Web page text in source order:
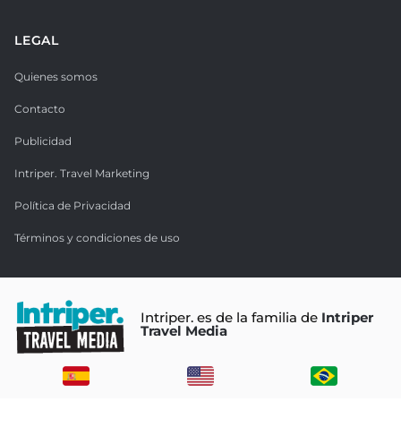
LEGAL
Quienes somos
Contacto
Publicidad
Intriper. Travel Marketing
Política de Privacidad
Términos y condiciones de uso
Intriper. es de la familia de Intriper
Travel Media